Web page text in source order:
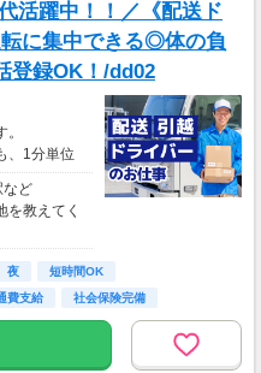
活躍中！！／《配送ド
に集中できる◎体の負
登録OK！/dd02
、1分単位
お伝えし
など
教えてく
夜
短時間OK
費支給 社会保険完備